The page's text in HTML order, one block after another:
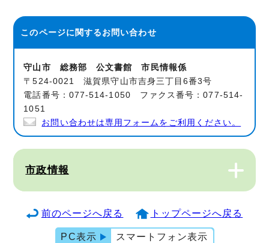
このページに関するお問い合わせ
守山市 総務部 公文書館 市民情報係
〒524-0021 滋賀県守山市吉身三丁目6番3号
電話番号：077-514-1050 ファクス番号：077-514-
1051
お問い合わせは専用フォームをご利用ください。
市政情報
前のページへ戻る トップページへ戻る
PC表示 スマートフォン表示